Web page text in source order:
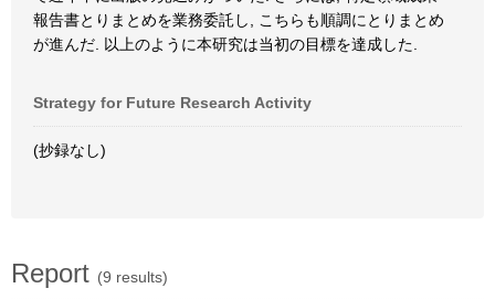
報告書とりまとめを業務委託し, こちらも順調にとりまとめ
が進んだ. 以上のように本研究は当初の目標を達成した.
Strategy for Future Research Activity
(抄録なし)
Report (9 results)